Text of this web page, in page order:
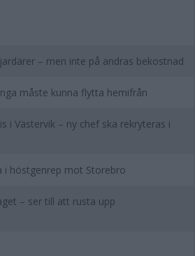
– men inte på andras bekostnad
måste kunna flytta hemifrån
i Västervik – ny chef ska rekryteras i
i höstgenrep mot Storebro
– ser till att rusta upp